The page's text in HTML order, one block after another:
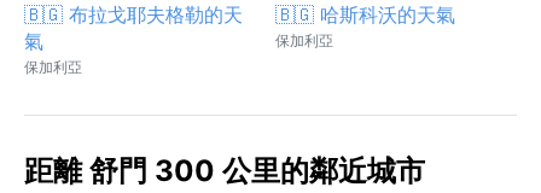
🇧🇬 布拉戈耶夫格勒的天
氣
保加利亞
🇧🇬 哈斯科沃的天氣
保加利亞
距離 舒門 300 公里的鄰近城市